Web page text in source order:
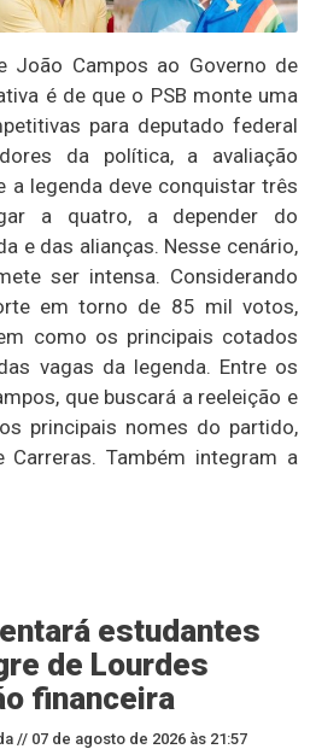
João Campos ao Governo de
é de que o PSB monte uma
para deputado federal
da política, a avaliação
a legenda deve conquistar três
a quatro, a depender do
e das alianças. Nesse cenário,
ser intensa. Considerando
em torno de 85 mil votos,
como os principais cotados
vagas da legenda. Entre os
que buscará a reeleição e
principais nomes do partido,
Carreras. Também integram a
estudantes
de Lourdes
financeira
// 07 de agosto de 2026 às 21:57